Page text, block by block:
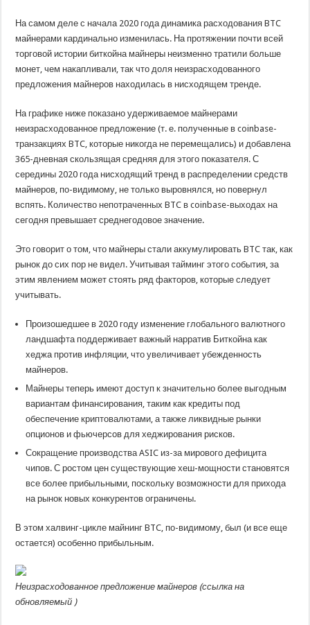
На самом деле с начала 2020 года динамика расходования BTC
майнерами кардинально изменилась. На протяжении почти всей
торговой истории биткойна майнеры неизменно тратили больше
монет, чем накапливали, так что доля неизрасходованного
предложения майнеров находилась в нисходящем тренде.
На графике ниже показано удерживаемое майнерами
неизрасходованное предложение (т. е. полученные в coinbase-
транзакциях BTC, которые никогда не перемещались) и добавлена
365-дневная скользящая средняя для этого показателя. С
середины 2020 года нисходящий тренд в распределении средств
майнеров, по-видимому, не только выровнялся, но повернул
вспять. Количество непотраченных BTC в coinbase-выходах на
сегодня превышает среднегодовое значение.
Это говорит о том, что майнеры стали аккумулировать BTC так, как
рынок до сих пор не видел. Учитывая тайминг этого события, за
этим явлением может стоять ряд факторов, которые следует
учитывать.
Произошедшее в 2020 году изменение глобального валютного
ландшафта поддерживает важный нарратив Биткойна как
хеджа против инфляции, что увеличивает убежденность
майнеров.
Майнеры теперь имеют доступ к значительно более выгодным
вариантам финансирования, таким как кредиты под
обеспечение криптовалютами, а также ликвидные рынки
опционов и фьючерсов для хеджирования рисков.
Сокращение производства ASIC из-за мирового дефицита
чипов. С ростом цен существующие хеш-мощности становятся
все более прибыльными, поскольку возможности для прихода
на рынок новых конкурентов ограничены.
В этом халвинг-цикле майнинг BTC, по-видимому, был (и все еще
остается) особенно прибыльным.
Неизрасходованное предложение майнеров (ссылка на
обновляемый )